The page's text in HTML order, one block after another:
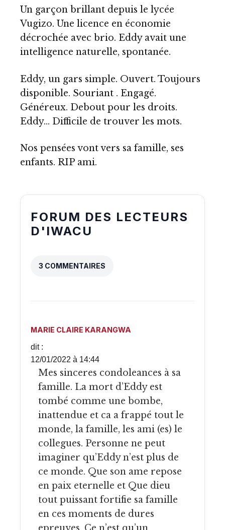
Un garçon brillant depuis le lycée
Vugizo. Une licence en économie
décrochée avec brio. Eddy avait une
intelligence naturelle, spontanée.
Eddy, un gars simple. Ouvert. Toujours
disponible. Souriant . Engagé.
Généreux. Debout pour les droits.
Eddy… Difficile de trouver les mots.
Nos pensées vont vers sa famille, ses
enfants. RIP ami.
FORUM DES LECTEURS
D'IWACU
3 COMMENTAIRES
MARIE CLAIRE KARANGWA
dit :
12/01/2022 à 14:44
Mes sinceres condoleances à sa
famille. La mort d’Eddy est
tombé comme une bombe,
inattendue et ca a frappé tout le
monde, la famille, les ami (es) le
collegues. Personne ne peut
imaginer qu’Eddy n’est plus de
ce monde. Que son ame repose
en paix eternelle et Que dieu
tout puissant fortifie sa famille
en ces moments de dures